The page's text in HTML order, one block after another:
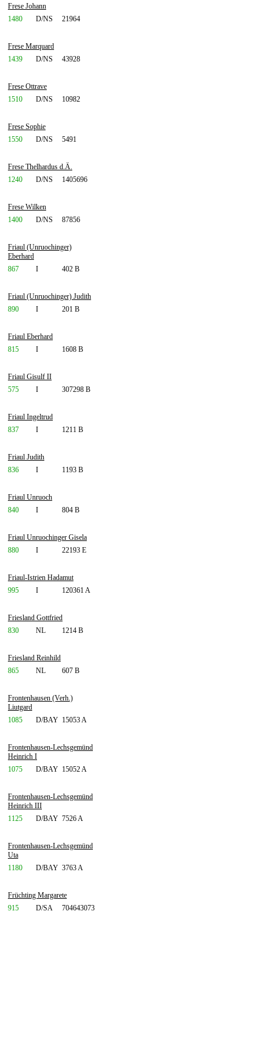
Frese Johann
1480
D/NS 21964
Frese Marquard
1439
D/NS 43928
Frese Ottrave
1510
D/NS 10982
Frese Sophie
1550
D/NS 5491
Frese Thelhardus d.Ä.
1240
D/NS 1405696
Frese Wilken
1400
D/NS 87856
Friaul (Unruochinger)
Eberhard
867
I 402 B
Friaul (Unruochinger) Judith
890
I 201 B
Friaul Eberhard
815
I 1608 B
Friaul Gisulf II
575
I 307298 B
Friaul Ingeltrud
837
I 1211 B
Friaul Judith
836
I 1193 B
Friaul Unruoch
840
I 804 B
Friaul Unruochinger Gisela
880
I 22193 E
Friaul-Istrien Hadamut
995
I 120361 A
Friesland Gottfried
830
NL 1214 B
Friesland Reinhild
865
NL 607 B
Frontenhausen (Verh.)
Liutgard
1085
D/BAY 15053 A
Frontenhausen-Lechsgemünd
Heinrich I
1075
D/BAY 15052 A
Frontenhausen-Lechsgemünd
Heinrich III
1125
D/BAY 7526 A
Frontenhausen-Lechsgemünd
Uta
1180
D/BAY 3763 A
Früchting Margarete
915
D/SA 704643073